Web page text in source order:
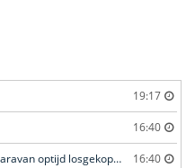
19:17
16:40
Auto brandt volledig uit op snelweg, caravan optijd losgekoppeld 16:40